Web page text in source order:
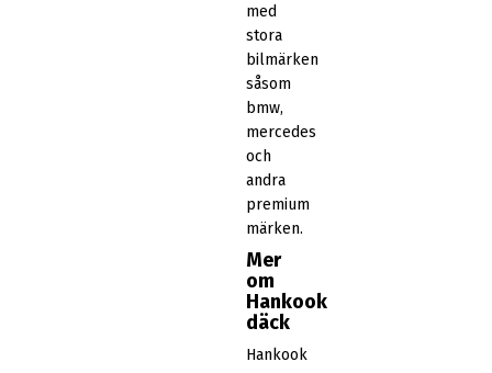
med
stora
bilmärken
såsom
bmw,
mercedes
och
andra
premium
märken.
Mer
om
Hankook
däck
Hankook